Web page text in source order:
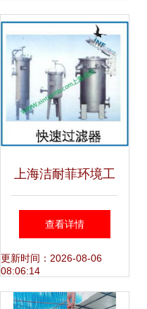
理设备研发新高度
上海洁耐菲环境工
程设备 专业水处理
设备的研发与创新
查看详情
更新时间：2026-08-06
08:06:14